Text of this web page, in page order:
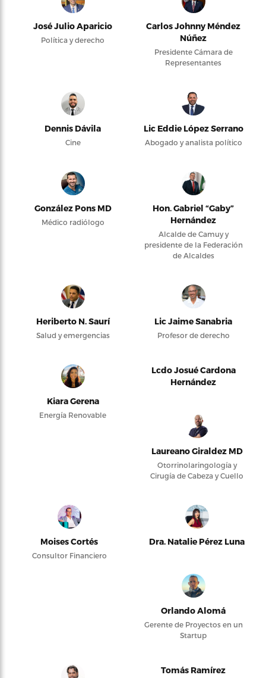
José Julio Aparicio
Política y derecho
Carlos Johnny Méndez
Núñez
Presidente Cámara de
Representantes
Dennis Dávila
Cine
Lic Eddie López Serrano
Abogado y analista político
González Pons MD
Médico radiólogo
Hon. Gabriel “Gaby”
Hernández
Alcalde de Camuy y
presidente de la Federación
de Alcaldes
Heriberto N. Saurí
Salud y emergencias
Lic Jaime Sanabria
Profesor de derecho
Kiara Gerena
Energía Renovable
Lcdo Josué Cardona
Hernández
Laureano Giraldez MD
Otorrinolaringología y
Cirugía de Cabeza y Cuello
Moises Cortés
Consultor Financiero
Dra. Natalie Pérez Luna
Orlando Alomá
Gerente de Proyectos en un
Startup
Tomás Ramírez